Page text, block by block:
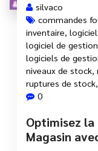
silvaco
commandes
inventaire,
logiciel de
logiciels de
niveaux de stock,
ruptures de stock,
0
Optimisez
Magasin